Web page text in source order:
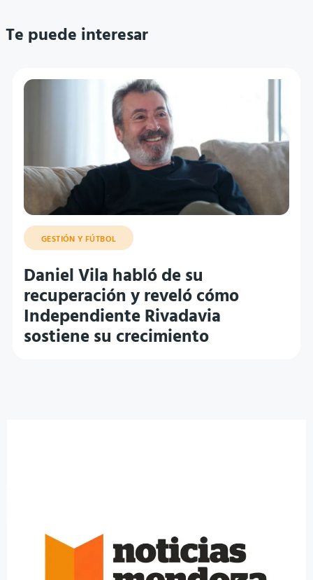
Te puede interesar
GESTIÓN Y FÚTBOL
Daniel Vila habló de su
recuperación y reveló cómo
Independiente Rivadavia
sostiene su crecimiento